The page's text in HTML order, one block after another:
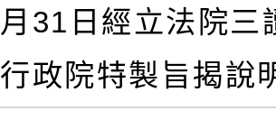
月31日經立法院三
行政院特製旨揭說